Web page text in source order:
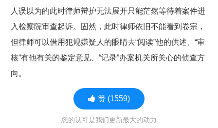
人误以为的此时律师辩护无法展开只能茫然等待着案件进
入检察院审查起诉。固然，此时律师依旧不能看到卷宗，
但律师可以借用犯规嫌疑人的眼睛去“阅读”他的供述、“审
核”有他有关的鉴定意见、“记录”办案机关所关心的侦查方
向。
赞(1559)
您的认可是我们更新最大的动力